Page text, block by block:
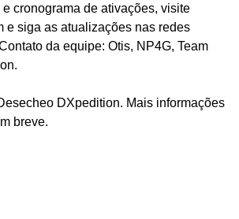
cronograma de ativações, visite
e siga as atualizações nas redes
da equipe: Otis, NP4G, Team
DXpedition. Mais informações
breve.